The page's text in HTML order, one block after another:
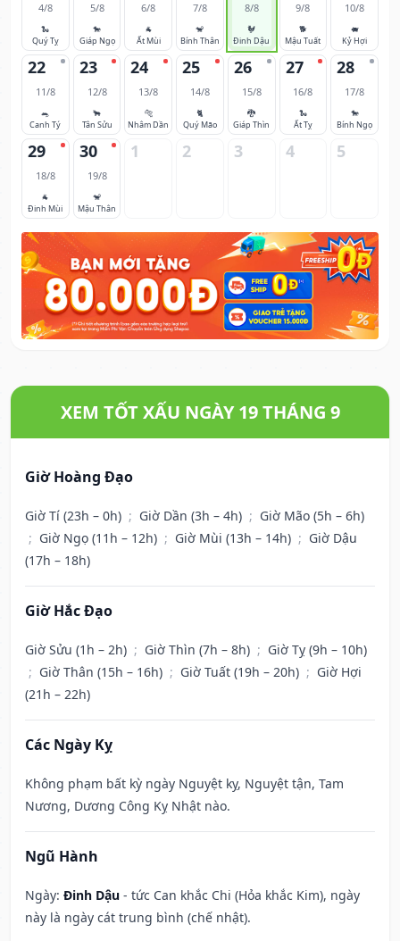
4/8
🐍
Quý Tỵ
5/8
🐎
Giáp Ngọ
6/8
🐐
Ất Mùi
7/8
🐒
Bính Thân
8/8
🐓
Đinh Dậu
9/8
🐕
Mậu Tuất
10/8
🐖
Kỷ Hợi
22
11/8
🐀
Canh Tý
23
12/8
🐂
Tân Sửu
24
13/8
🐅
Nhâm Dần
25
14/8
🐈
Quý Mão
26
15/8
🐉
Giáp Thìn
27
16/8
🐍
Ất Tỵ
28
17/8
🐎
Bính Ngọ
29
18/8
🐐
Đinh Mùi
30
19/8
🐒
Mậu Thân
1 2 3 4 5
XEM TỐT XẤU NGÀY 19 THÁNG 9
Giờ Hoàng Đạo
Giờ Tí (23h – 0h) ; Giờ Dần (3h – 4h) ; Giờ Mão (5h – 6h)
; Giờ Ngọ (11h – 12h) ; Giờ Mùi (13h – 14h) ; Giờ Dậu
(17h – 18h)
Giờ Hắc Đạo
Giờ Sửu (1h – 2h) ; Giờ Thìn (7h – 8h) ; Giờ Tỵ (9h – 10h)
; Giờ Thân (15h – 16h) ; Giờ Tuất (19h – 20h) ; Giờ Hợi
(21h – 22h)
Các Ngày Kỵ
Không phạm bất kỳ ngày Nguyệt kỵ, Nguyệt tận, Tam
Nương, Dương Công Kỵ Nhật nào.
Ngũ Hành
Ngày: Đinh Dậu - tức Can khắc Chi (Hỏa khắc Kim), ngày
này là ngày cát trung bình (chế nhật).